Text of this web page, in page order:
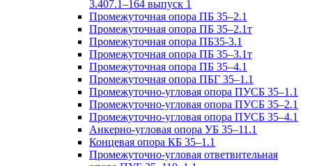
3.407.1–164 выпуск 1
Промежуточная опора ПБ 35–2.1
Промежуточная опора ПБ 35–2.1т
Промежуточная опора ПБ35-3.1
Промежуточная опора ПБ 35–3.1т
Промежуточная опора ПБ 35–4.1
Промежуточная опора ПБГ 35–1.1
Промежуточно-угловая опора ПУСБ 35–1.1
Промежуточно-угловая опора ПУСБ 35–2.1
Промежуточно-угловая опора ПУСБ 35–4.1
Анкерно-угловая опора УБ 35–11.1
Концевая опора КБ 35–1.1
Промежуточно-угловая ответвительная